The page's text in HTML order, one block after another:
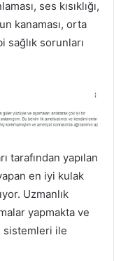
ses kısıklığı,
kanaması, orta
sağlık sorunları
tarafından yapılan
en iyi kulak
Uzmanlık
yapmakta ve
sistemleri ile